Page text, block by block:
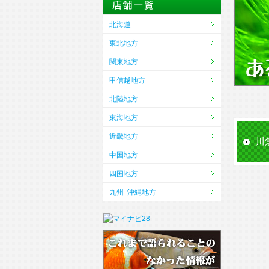
川
北海道
東北地方
関東地方
甲信越地方
北陸地方
東海地方
近畿地方
中国地方
四国地方
九州･沖縄地方